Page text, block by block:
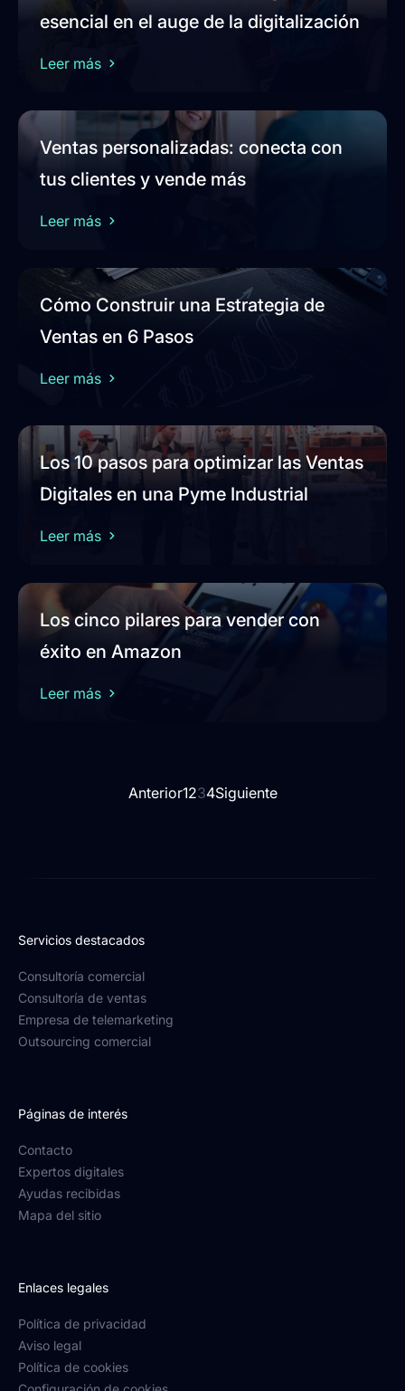
esencial en el auge de la digitalización
Leer más
Ventas personalizadas: conecta con
tus clientes y vende más
Leer más
Cómo Construir una Estrategia de
Ventas en 6 Pasos
Leer más
Los 10 pasos para optimizar las Ventas
Digitales en una Pyme Industrial
Leer más
Los cinco pilares para vender con
éxito en Amazon
Leer más
Anterior1234Siguiente
Servicios destacados
Consultoría comercial
Consultoría de ventas
Empresa de telemarketing
Outsourcing comercial
Páginas de interés
Contacto
Expertos digitales
Ayudas recibidas
Mapa del sitio
Enlaces legales
Política de privacidad
Aviso legal
Política de cookies